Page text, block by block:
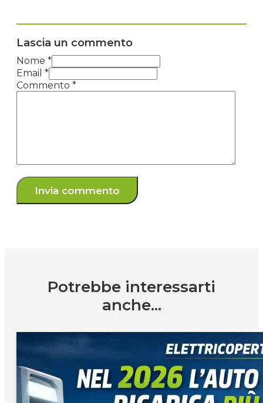
Lascia un commento
Nome *
Email *
Commento *
Potrebbe interessarti
anche...